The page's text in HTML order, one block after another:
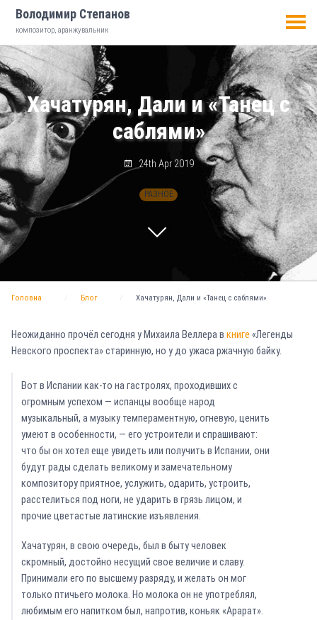
Володимир Степанов
композитор, аранжувальник
Хачатурян, Дали и «Танец с
саблями»
24th Apr 2019
РАЗНОЕ
Головна Блог Хачатурян, Дали и «Танец с саблями»
Неожиданно прочёл сегодня у Михаила Веллера в книге «Легенды
Невского проспекта» старинную, но у до ужаса ржачную байку.
Вот в Испании как-то на гастролях, проходивших с
огромным успехом — испанцы вообще народ
музыкальный, а музыку темпераментную, огневую, ценить
умеют в особенности, — его устроители и спрашивают:
что бы он хотел еще увидеть или получить в Испании, они
будут рады сделать великому и замечательному
композитору приятное, услужить, одарить, устроить,
расстелиться под ноги, не ударить в грязь лицом, и
прочие цветастые латинские изъявления.
Хачатурян, в свою очередь, был в быту человек
скромный, достойно несущий свое величие и славу.
Принимали его по высшему разряду, и желать он мог
только птичьего молока. Но молока он не употреблял,
любимым его напитком был, напротив, коньяк «Арарат».